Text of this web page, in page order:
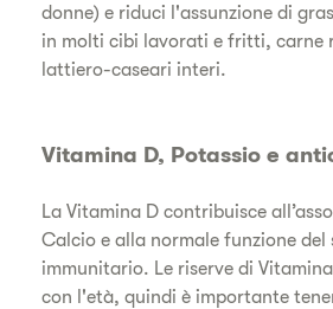
donne) e riduci l'assunzione di
in molti cibi lavorati e fritti, carne
lattiero-caseari interi.
Vitamina D, Potassio e
La Vitamina D contribuisce
Calcio e alla normale funzione del
immunitario. Le riserve di
con l'età, quindi è importante